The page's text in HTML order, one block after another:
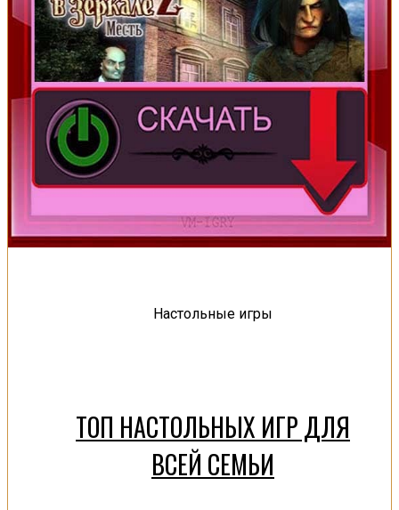
Настольные игры
ТОП НАСТОЛЬНЫХ ИГР ДЛЯ
ВСЕЙ СЕМЬИ